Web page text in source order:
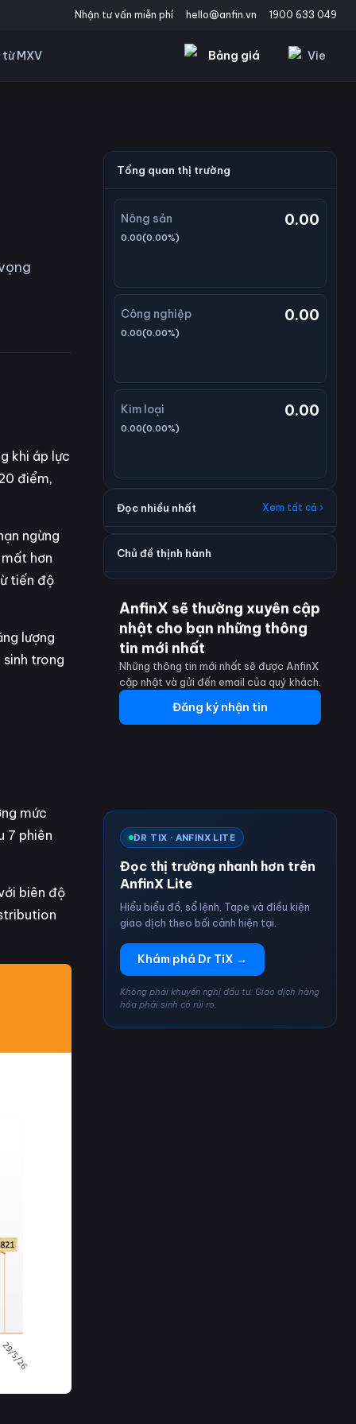
Nhận tư vấn miễn phí hello@anfin.vn 1900 633 049
MXV Bảng giá Vie
khi áp lực
điểm,
ngừng
hơn
tiến độ
lượng
trong
mức
7 phiên
biên độ
Tổng quan thị trường
Nông sản 0.00
0.00(0.00%)
Công nghiệp 0.00
0.00(0.00%)
Kim loại 0.00
0.00(0.00%)
Đọc nhiều nhất Xem tất cả ›
Chủ đề thịnh hành
AnfinX sẽ thường xuyên cập
nhật cho bạn những thông
tin mới nhất
Những thông tin mới nhất sẽ được AnfinX
cập nhật và gửi đến email của quý khách.
Đăng ký nhận tin
DR TIX · ANFINX LITE
Đọc thị trường nhanh hơn trên
AnfinX Lite
Hiểu biểu đồ, sổ lệnh, Tape và điều kiện
giao dịch theo bối cảnh hiện tại.
Khám phá Dr TiX →
Không phải khuyến nghị đầu tư. Giao dịch hàng
hóa phái sinh có rủi ro.